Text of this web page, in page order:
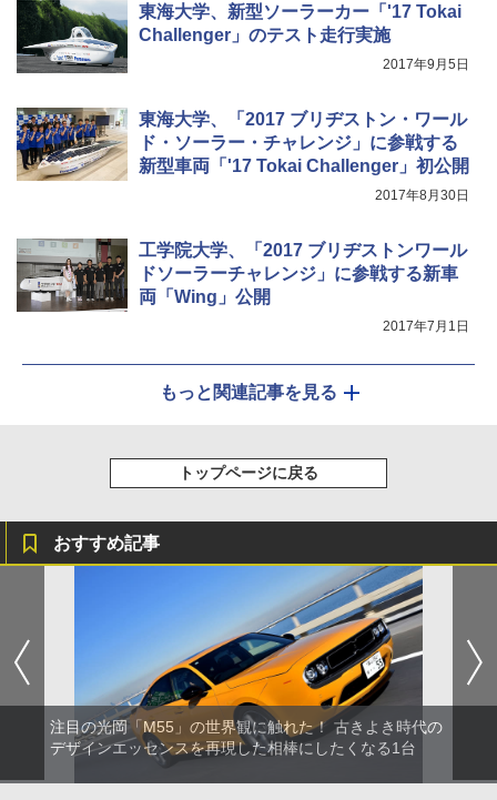
東海大学、新型ソーラーカー「'17 Tokai
Challenger」のテスト走行実施
2017年9月5日
東海大学、「2017 ブリヂストン・ワール
ド・ソーラー・チャレンジ」に参戦する
新型車両「'17 Tokai Challenger」初公開
2017年8月30日
工学院大学、「2017 ブリヂストンワール
ドソーラーチャレンジ」に参戦する新車
両「Wing」公開
2017年7月1日
もっと関連記事を見る
トップページに戻る
おすすめ記事
注目の光岡「M55」の世界観に触れた！ 古きよき時代の
デザインエッセンスを再現した相棒にしたくなる1台